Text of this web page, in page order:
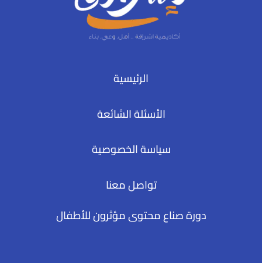
الرئيسية
الأسئلة الشائعة
سياسة الخصوصية
تواصل معنا
دورة صناع محتوى مؤثرون للأطفال